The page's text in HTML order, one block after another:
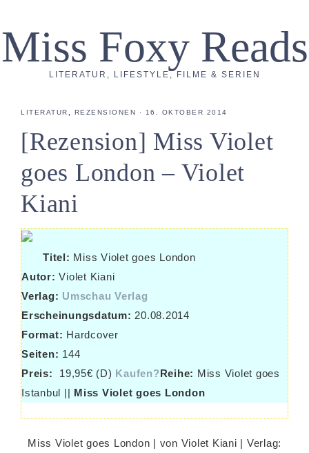
Miss Foxy Reads
LITERATUR, LIFESTYLE, FILME & SERIEN
LITERATUR REZENSIONEN · 16. OKTOBER 2014
[Rezension] Miss Violet
goes London – Violet
Kiani
Titel: Miss Violet goes London
Autor: Violet Kiani
Verlag: Umschau Verlag
Erscheinungsdatum: 20.08.2014
Format: Hardcover
Seiten: 144
Preis:
19,95€ (D) Kaufen?Reihe: Miss Violet goes
Istanbul || Miss Violet goes London
Miss Violet goes London | von Violet Kiani | Verlag: